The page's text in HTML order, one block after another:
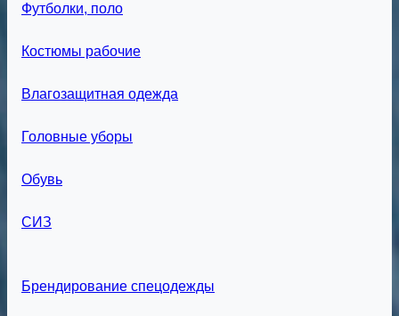
Футболки, поло
Костюмы рабочие
Влагозащитная одежда
Головные уборы
Обувь
СИЗ
Брендирование спецодежды